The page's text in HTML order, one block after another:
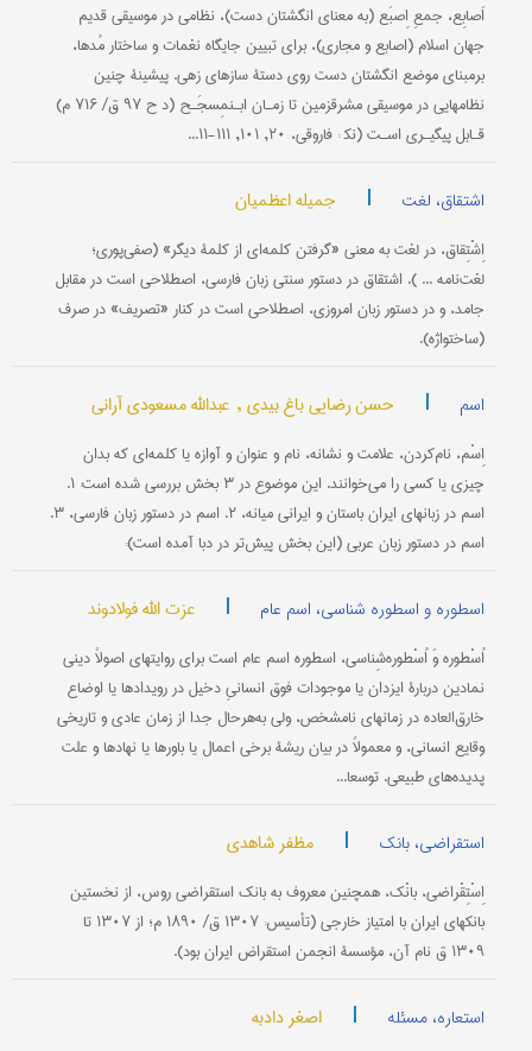
اَصابِع، جمعِ اِصبَع (به معنای انگشتان دست)، نظامی در موسیقی قدیم
جهان اسلام (اصابع و مجاری)، برای تبیین جایگاه نغمات و ساختار مُدها،
برمبنای موضع انگشتان دست روی دستۀ سازهای زهی. پیشینۀ چنین
نظامهایی در موسیقی مشرق‎زمین تا زمـان ابـن‎مِسجَـح (د ح ۹۷ ق/ ۷۱۶ م)
قـابل پیگیـری اسـت (نک‍ : فاروقی، ۲۰, ۱۰۱, ۱۱۱-۱۱...
اشتقاق، لغت | جمیله اعظمیان
اِشْتِقاق، در لغت به معنی «گرفتن کلمه‌ای از کلمۀ دیگر» (صفی‌پوری؛
لغت‌نامه ... ). اشتقاق در دستور سنتی زبان فارسی، اصطلاحی است در مقابل
جامد، و در دستور زبان امروزی، اصطلاحی است در کنار «تصریف» در صرف
(ساختواژه).
اسم | حسن رضایی باغ بیدی , عبدالله مسعودی آرانی
اِسْم، نام‌کردن، علامت و نشانه، نام و عنوان و آوازه یا کلمه‌ای که بدان
چیزی یا کسی را می‌خوانند. این موضوع در ۳ بخش بررسی شده است: ۱.
اسم در زبانهای ایران باستان و ایرانی میانه، ۲. اسم در دستور زبان فارسی، ۳.
اسم در دستور زبان عربی (این بخش پیش‌تر در دبا آمده است):
اسطوره و اسطوره شناسی، اسم عام | عزت الله فولادوند
اُسْطوره وَ اُسْطوره‌شِناسی، اسطوره اسم عام است برای روایتهای اصولاً دینی
نمادین دربارۀ ایزدان یا موجودات فوق انسانیِ دخیل در رویدادها یا اوضاع
خارق‌العاده در زمانهای نامشخص، ولی به‌هرحال جدا از زمان عادی و تاریخی
وقایع انسانی، و معمولاً در بیان ریشۀ برخی اعمال یا باورها یا نهادها و علت
پدیده‌های طبیعی. توسعا...
استقراضی، بانک | مظفر شاهدی
اِسْتِقْراضی، ‌‌‌بانْک، همچنین معروف به بانک استقراضی روس، از نخستین
بانکهای ایران با امتیاز خارجی (تأسیس: ۱۳۰۷ ق/ ۱۸۹۰ م؛ از ۱۳۰۷ تا
۱۳۰۹ ق نام آن، مؤسسۀ انجمن استقراض ایران بود).
استعاره، مسئله | اصغر دادبه